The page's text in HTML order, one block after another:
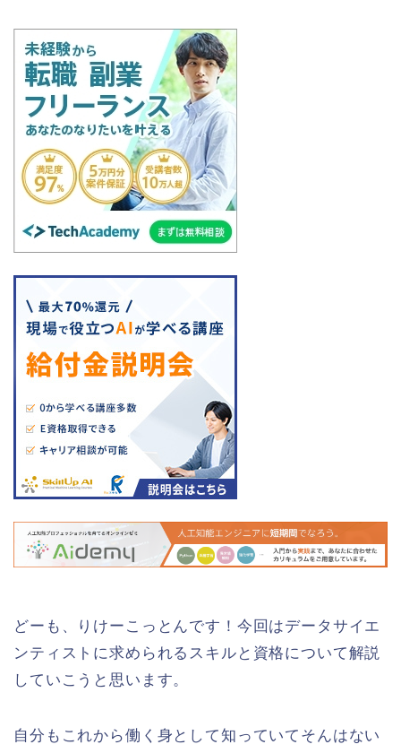
どーも、りけーこっとんです！今回はデータサイエ
ンティストに求められるスキルと資格について解説
していこうと思います。
自分もこれから働く身として知っていてそんはない